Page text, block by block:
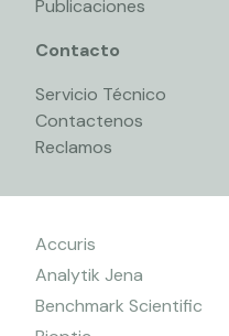
Publicaciones
Contacto
Servicio Técnico
Contactenos
Reclamos
Accuris
Analytik Jena
Benchmark Scientific